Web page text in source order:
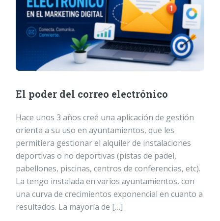
El poder del correo electrónico
Hace unos 3 años creé una aplicación de gestión
orienta a su uso en ayuntamientos, que les
permitiera gestionar el alquiler de instalaciones
deportivas o no deportivas (pistas de padel,
pabellones, piscinas, centros de conferencias, etc).
La tengo instalada en varios ayuntamientos, con
una curva de crecimientos exponencial en cuanto a
resultados. La mayoría de […]